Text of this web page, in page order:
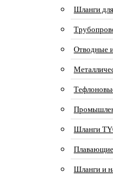
Шланги
Отводные
Шланги
Шланги и